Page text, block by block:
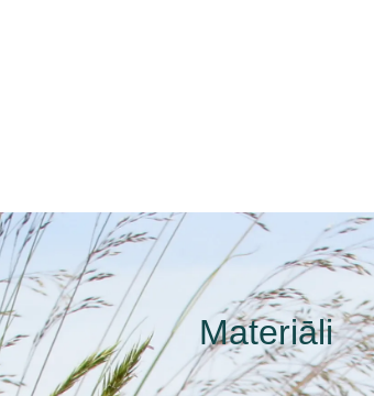
Materiāli